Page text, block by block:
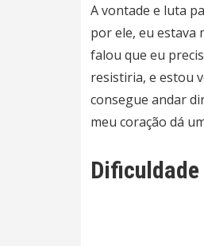
A vontade e luta
por ele, eu estava
falou que eu
resistiria, e estou
consegue andar
meu coração dá